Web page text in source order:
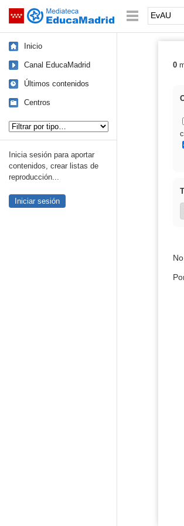
Saltar navegación Palabra o
Inicio
Canal EducaMadrid
Últimos contenidos
Centros
Inicia sesión para aportar
contenidos, crear listas de
reproducción...
Iniciar sesión
0